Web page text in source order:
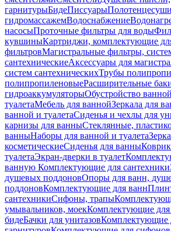
гарнитурыБидеПиссуары
гидромассажемВодоснабжение
насосыПроточные фильтры для воды
кувшиныКартриджи, комплектующие
фильтровМагистральные фильтры,
сантехническиеАксессуары для
систем сантехническихТрубы
полипропиленовыеРасширительные
гидроаккумуляторыОбустройство
туалетаМебель для ваннойЗеркала для
ванной и туалетаСиденья и чехлы для
карнизы для ванныСтеклянные,
ванныНаборы для ванной и туалета
косметическиеСиденья для ванны
туалетаЭкран-дверки в туалет
ванную Комплектующие для сантехники
душевых поддоновОпоры для ванн,
поддоновКомплектующие для ванн
сантехникиСифоны, трапы
умывальников, моекКомплектующие для
бидеБачки для унитазовКомплектующие